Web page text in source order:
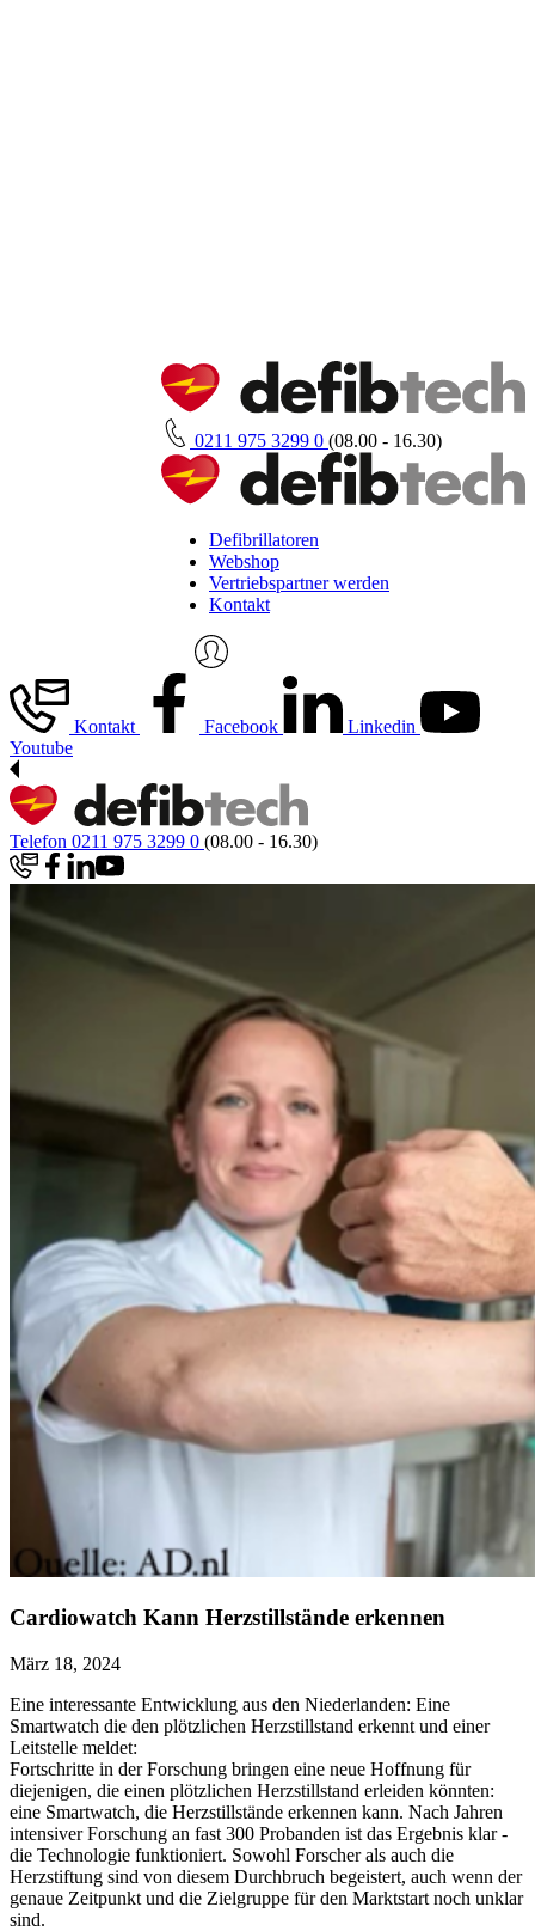
0211 975 3299 0 (08.00 - 16.30)
Defibrillatoren
Webshop
Vertriebspartner werden
Kontakt
Kontakt Facebook
Linkedin
Youtube
Telefon 0211 975 3299 0 (08.00 - 16.30)
Cardiowatch Kann Herzstillstände erkennen
März 18, 2024
Eine interessante Entwicklung aus den Niederlanden: Eine
Smartwatch die den plötzlichen Herzstillstand erkennt und einer
Leitstelle meldet:
Fortschritte in der Forschung bringen eine neue Hoffnung für
diejenigen, die einen plötzlichen Herzstillstand erleiden könnten:
eine Smartwatch, die Herzstillstände erkennen kann. Nach Jahren
intensiver Forschung an fast 300 Probanden ist das Ergebnis klar -
die Technologie funktioniert. Sowohl Forscher als auch die
Herzstiftung sind von diesem Durchbruch begeistert, auch wenn der
genaue Zeitpunkt und die Zielgruppe für den Marktstart noch unklar
sind.